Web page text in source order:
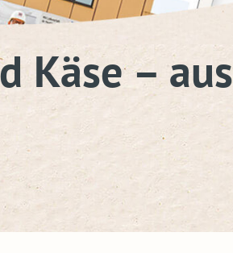
Käse – aus